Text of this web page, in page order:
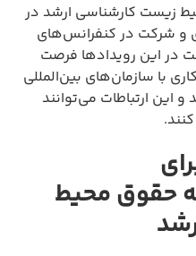
زیست کارشناسی ارشد در
و شرکت در کنفرانس‌های
در این رویدادها فرصت
با سازمان‌های بین‌المللی
ارتباطات می‌توانند
حقوق محیط